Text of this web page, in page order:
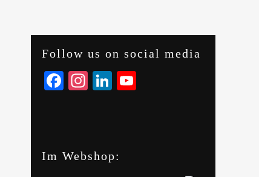
Follow us on social media
Facebook
Instagram
LinkedIn
Im Webshop: